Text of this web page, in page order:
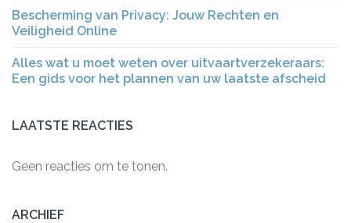
Bescherming van Privacy: Jouw Rechten en
Veiligheid Online
Alles wat u moet weten over uitvaartverzekeraars:
Een gids voor het plannen van uw laatste afscheid
LAATSTE REACTIES
Geen reacties om te tonen.
ARCHIEF